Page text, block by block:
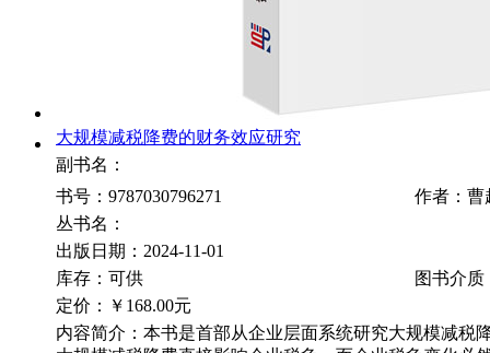
大规模减税降费的财务效应研究
副书名：
书号：9787030796271
作者：曹
丛书名：
出版日期：2024-11-01
库存：可供
图书介质
定价：
￥168.00元
内容简介：本书是首部从企业层面系统研究大规模减税